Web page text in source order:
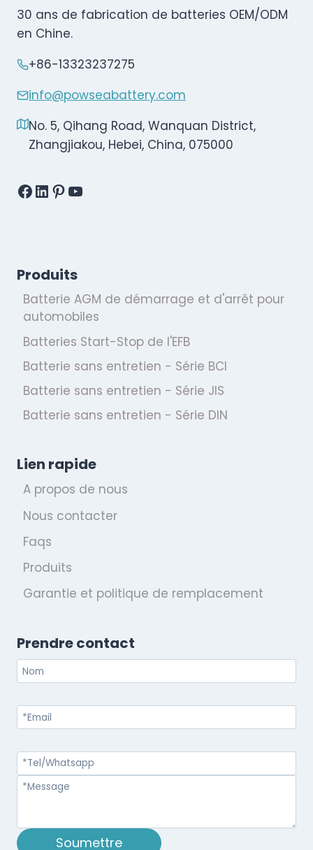
30 ans de fabrication de batteries OEM/ODM
en Chine.
+86-13323237275
info@powseabattery.com
No. 5, Qihang Road, Wanquan District,
Zhangjiakou, Hebei, China, 075000
Facebook
LinkedIn
Pinterest
YouTube
Produits
Batterie AGM de démarrage et d'arrêt pour
automobiles
Batteries Start-Stop de l'EFB
Batterie sans entretien - Série BCI
Batterie sans entretien - Série JIS
Batterie sans entretien - Série DIN
Lien rapide
A propos de nous
Nous contacter
Faqs
Produits
Garantie et politique de remplacement
Prendre contact
Soumettre